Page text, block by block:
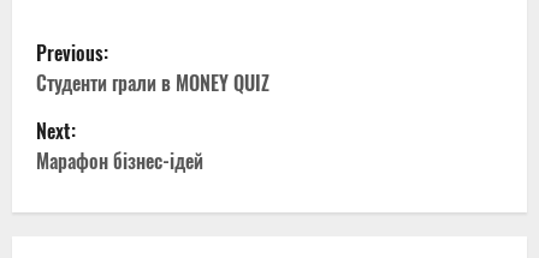
P
o
s
Previous:
Студенти грали в MONEY QUIZ
Next:
Марафон бізнес-ідей